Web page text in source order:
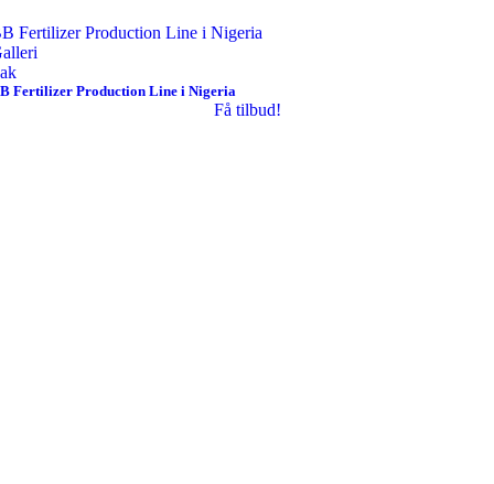
Fertilizer Production Line i Nigeria
Fertilizer Production Line i Nigeria
Få tilbud!